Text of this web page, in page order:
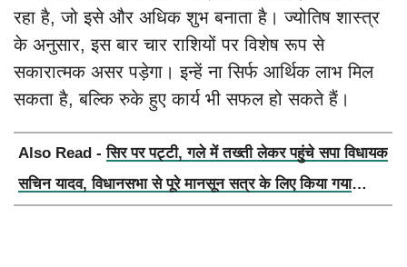
रहा है, जो इसे और अधिक शुभ बनाता है। ज्योतिष शास्त्र
के अनुसार, इस बार चार राशियों पर विशेष रूप से
सकारात्मक असर पड़ेगा। इन्हें ना सिर्फ आर्थिक लाभ मिल
सकता है, बल्कि रुके हुए कार्य भी सफल हो सकते हैं।
Also Read -सिर पर पट्टी, गले में तख्ती लेकर पहुंचे सपा विधायक
सचिन यादव, विधानसभा से पूरे मानसून सत्र के लिए किया गया